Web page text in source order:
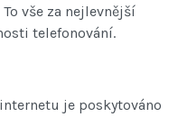
vše za nejlevnější
telefonování.
je poskytováno